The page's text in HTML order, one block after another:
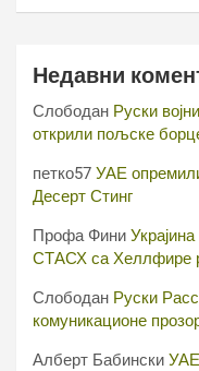
Недавни
Слободан Руски
открили пољске
петко57 УАЕ
Десерт Стинг
Профа Фини
СТАСХ са Хеллфире
Слободан Руски
комуникационе
Алберт Бабински